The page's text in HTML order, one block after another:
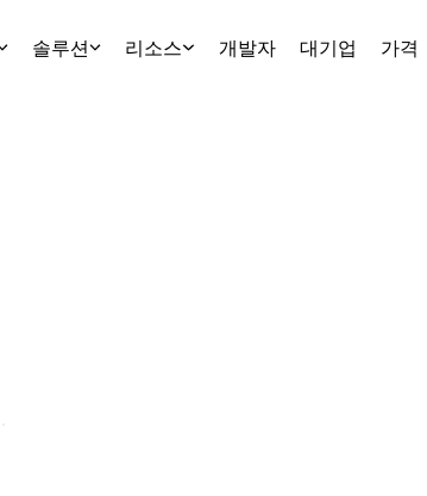
솔루션 리소스 개발자 대기업 가격